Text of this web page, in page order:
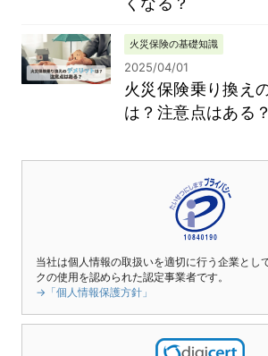
火災保険の基礎知識
2025/04/01
火災保険乗り換え
は？注意点はある？
当社は個人情報の取扱いを適切に行う企業とし
クの使用を認められた認定事業者です。
→「個人情報保護方針」